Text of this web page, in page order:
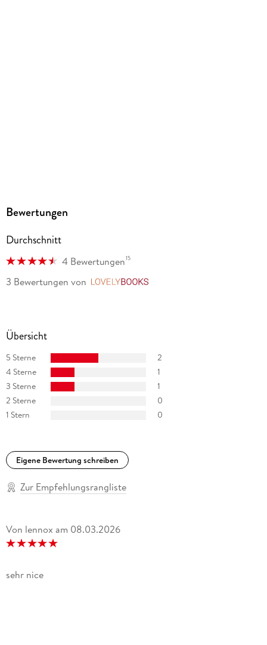
Bewertungen
Durchschnitt
4 Bewertungen15
3 Bewertungen von
Übersicht
5 Sterne
2
4 Sterne
1
3 Sterne
1
2 Sterne
0
1 Stern
0
Eigene Bewertung schreiben
Zur Empfehlungsrangliste
Von lennox am 08.03.2026
sehr nice